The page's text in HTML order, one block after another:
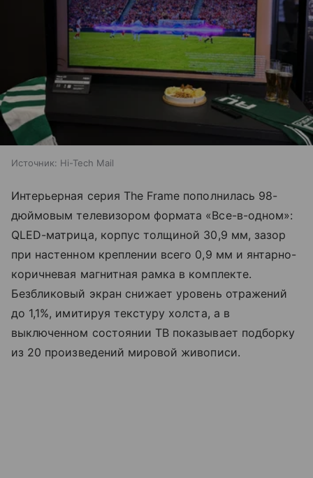
Источник: Hi-Tech Mail
Интерьерная серия The Frame пополнилась 98-
дюймовым телевизором формата «Все-в-одном»:
QLED-матрица, корпус толщиной 30,9 мм, зазор
при настенном креплении всего 0,9 мм и янтарно-
коричневая магнитная рамка в комплекте.
Безбликовый экран снижает уровень отражений
до 1,1%, имитируя текстуру холста, а в
выключенном состоянии ТВ показывает подборку
из 20 произведений мировой живописи.